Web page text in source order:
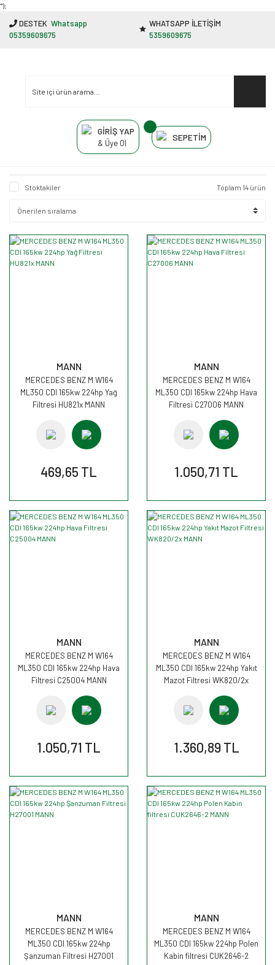
"');
DESTEK Whatsapp
05359609675
WHATSAPP İLETİŞİM
5359609675
GİRİŞ YAP
& Üye Ol
SEPETİM
Stoktakiler Toplam 14 ürün
MANN
MERCEDES BENZ M W164
ML350 CDI 165kw 224hp Yağ
Filtresi HU821x MANN
469,65 TL
MANN
MERCEDES BENZ M W164
ML350 CDI 165kw 224hp Hava
Filtresi C27006 MANN
1.050,71 TL
MANN
MERCEDES BENZ M W164
ML350 CDI 165kw 224hp Hava
Filtresi C25004 MANN
1.050,71 TL
MANN
MERCEDES BENZ M W164
ML350 CDI 165kw 224hp Yakıt
Mazot Filtresi WK820/2x
1.360,89 TL
MANN
MERCEDES BENZ M W164
ML350 CDI 165kw 224hp
Şanzuman Filtresi H27001
MANN
MERCEDES BENZ M W164
ML350 CDI 165kw 224hp Polen
Kabin filtresi CUK2646-2